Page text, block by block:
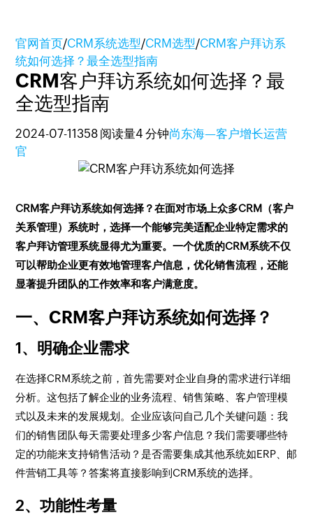
官网首页/CRM系统选型/CRM选型/CRM客户拜访系
统如何选择？最全选型指南
CRM客户拜访系统如何选择？最
全选型指南
2024-07-11 358 阅读量4 分钟尚东海—客户增长运营
官
CRM客户拜访系统如何选择？在面对市场上众多CRM（客户
关系管理）系统时，选择一个能够完美适配企业特定需求的
客户拜访管理系统显得尤为重要。一个优质的CRM系统不仅
可以帮助企业更有效地管理客户信息，优化销售流程，还能
显著提升团队的工作效率和客户满意度。
一、CRM客户拜访系统如何选择？
1、明确企业需求
在选择CRM系统之前，首先需要对企业自身的需求进行详细
分析。这包括了解企业的业务流程、销售策略、客户管理模
式以及未来的发展规划。企业应该问自己几个关键问题：我
们的销售团队每天需要处理多少客户信息？我们需要哪些特
定的功能来支持销售活动？是否需要集成其他系统如ERP、邮
件营销工具等？答案将直接影响到CRM系统的选择。
2、功能性考量